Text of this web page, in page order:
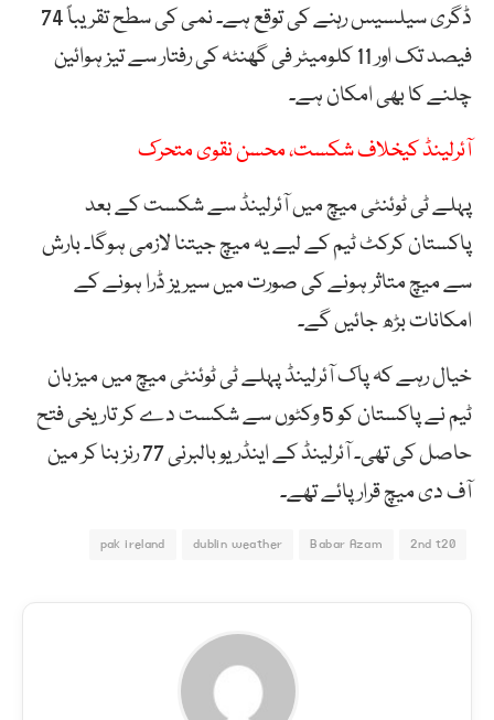
ڈگری سیلسیس رہنے کی توقع ہے۔ نمی کی سطح تقریباً 74
فیصد تک اور 11 کلومیٹر فی گھنٹہ کی رفتار سے تیز ہوائین
چلنے کا بھی امکان ہے۔
آئرلینڈ کیخلاف شکست، محسن نقوی متحرک
پہلے ٹی ٹوئنٹی میچ میں آئرلینڈ سے شکست کے بعد
پاکستان کرکٹ ٹیم کے لیے یہ میچ جیتنا لازمی ہوگا۔ بارش
سے میچ متاثر ہونے کی صورت میں سیریز ڈرا ہونے کے
امکانات بڑھ جائیں گے۔
خیال رہے کہ پاک آئرلینڈ پہلے ٹی ٹوئنٹی میچ میں میزبان
ٹیم نے پاکستان کو 5 وکٹوں سے شکست دے کر تاریخی فتح
حاصل کی تھی۔ آئرلینڈ کے اینڈریو بالبرنی 77 رنز بنا کر مین
آف دی میچ قرار پائے تھے۔
2nd t20
Babar Azam
dublin weather
pak ireland